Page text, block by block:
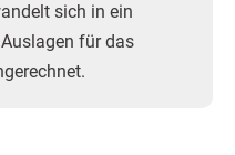
sich in ein
für das